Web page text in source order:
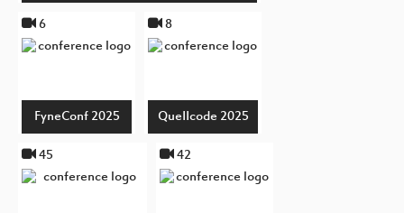
6
FyneConf 2025
8
QueIIcode 2025
45 42